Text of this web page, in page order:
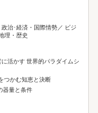
治･経済・国際情勢／ ビジ
理・歴史
活かす 世界的パラダイムシ
かむ知恵と決断
器量と条件